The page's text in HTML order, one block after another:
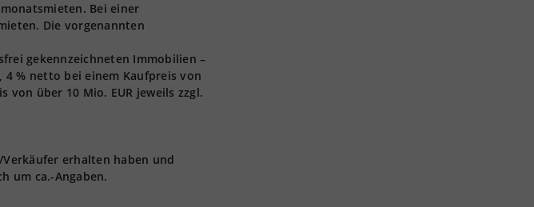
Bei einer
Die vorgenannten
gekennzeichneten Immobilien –
% netto bei einem Kaufpreis von
von über 10 Mio. EUR jeweils zzgl.
erhalten haben und
um ca.-Angaben.